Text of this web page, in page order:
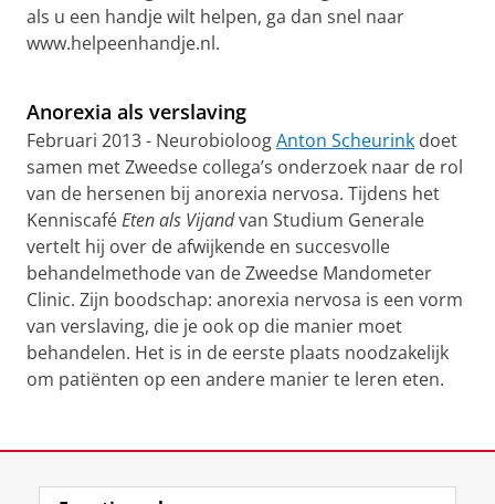
als u een handje wilt helpen, ga dan snel naar
www.helpeenhandje.nl.
video te zien
Anorexia als verslaving
Februari 2013 - NeurobioloogAnton Scheurink doet
samen met Zweedse collega’s onderzoek naar de rol
van de hersenen bij anorexia nervosa. Tijdens het
KenniscaféEten als Vijandvan Studium Generale
vertelt hij over de afwijkende en succesvolle
behandelmethode van de Zweedse Mandometer
Clinic. Zijn boodschap: anorexia nervosa is een vorm
van verslaving, die je ook op die manier moet
behandelen. Het is in de eerste plaats noodzakelijk
om patiënten op een andere manier te leren eten.